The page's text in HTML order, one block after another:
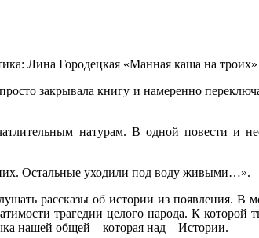
Лина Городецкая «Манная каша на троих»
закрывала книгу и намеренно
натурам. В одной повести и
них. Остальные уходили под воду живыми…».
рассказы об истории из появления. В
трагедии целого народа. К
нашей общей – которая над – Истории.